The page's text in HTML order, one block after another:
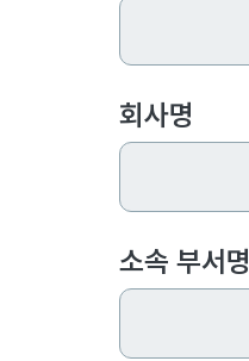
회사명
소속 부서명